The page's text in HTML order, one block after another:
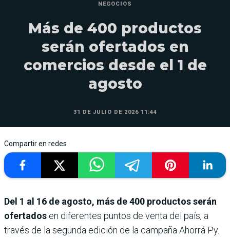
NEGOCIOS
Más de 400 productos
serán ofertados en
comercios desde el 1 de
agosto
31 DE JULIO DE 2026 11:44
Compartir en redes
Del 1 al 16 de agosto, más de 400 productos serán
ofertados en diferentes puntos de venta del país, a
través de la segunda edición de la campaña Ahorrá Py.